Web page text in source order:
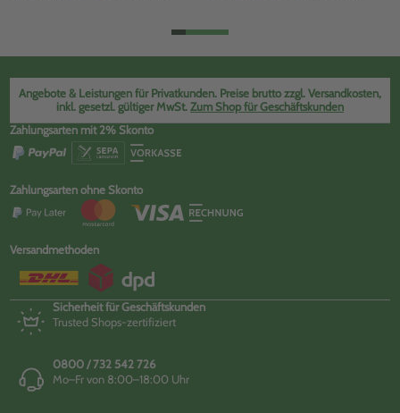
Angebote & Leistungen für Privatkunden. Preise brutto zzgl. Versandkosten,
inkl. gesetzl. gültiger MwSt. Zum Shop für Geschäftskunden
Zahlungsarten mit 2% Skonto
Zahlungsarten ohne Skonto
Versandmethoden
Sicherheit für Geschäftskunden
Trusted Shops-zertifiziert
0800 / 732 542 726
Mo–Fr von 8:00–18:00 Uhr